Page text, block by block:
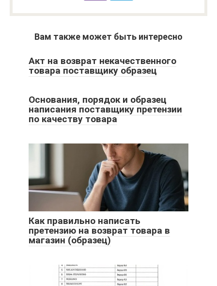
Вам также может быть интересно
Акт на возврат некачественного
товара поставщику образец
Основания, порядок и образец
написания поставщику претензии
по качеству товара
Как правильно написать
претензию на возврат товара в
магазин (образец)